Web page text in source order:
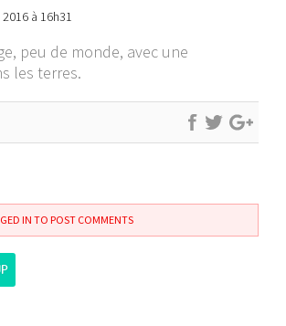
à 16h31
peu de monde, avec une
les terres.
IN TO POST COMMENTS